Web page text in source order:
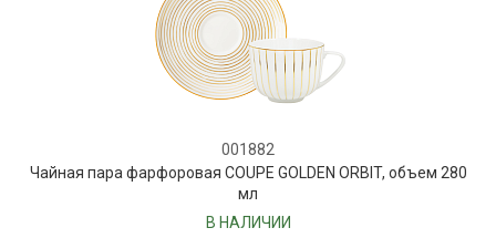
001882
Чайная пара фарфоровая COUPE GOLDEN ORBIT, объем 280
мл
В НАЛИЧИИ